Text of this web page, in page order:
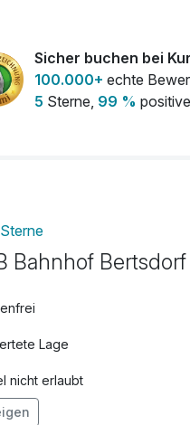
Sekt
rote Rosen
Sicher buchen bei
100.000+ echte
5 Sterne, 99 %
Bahnhof Bertsdorf
Lage
nicht erlaubt